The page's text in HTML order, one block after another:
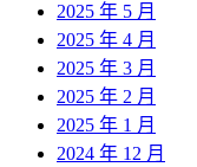
2025 年 5 月
2025 年 4 月
2025 年 3 月
2025 年 2 月
2025 年 1 月
2024 年 12 月